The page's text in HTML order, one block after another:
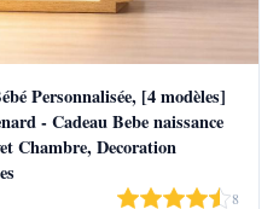
Personnalisée, [4 modèles]
- Cadeau Bebe naissance
Chambre, Decoration
8